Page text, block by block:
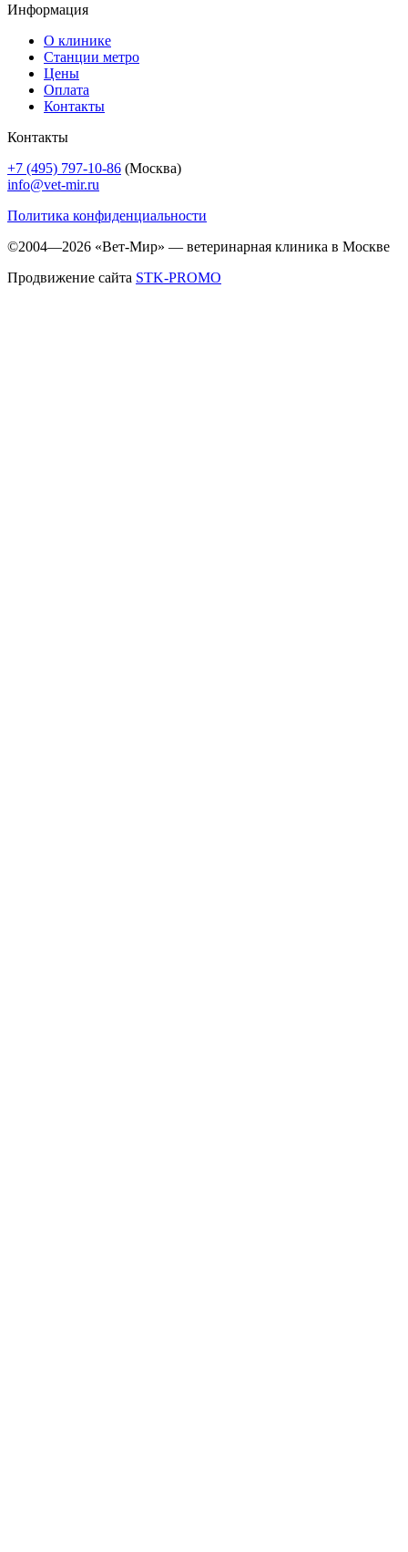
Информация
О клинике
Станции метро
Цены
Оплата
Контакты
Контакты
+7 (495) 797-10-86 (Москва)
info@vet-mir.ru
Политика конфиденциальности
©2004—2026 «Вет-Мир» — ветеринарная клиника в Москве
Продвижение сайта STK-PROMO